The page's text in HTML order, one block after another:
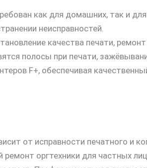
как для домашних, так и
неисправностей.
качества печати,
полосы при печати,
F+, обеспечивая
от исправности печатного и
ремонт оргтехники для частных